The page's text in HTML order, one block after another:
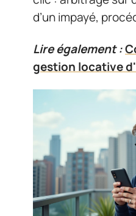
d’un impayé,
Lire également :
gestion locative